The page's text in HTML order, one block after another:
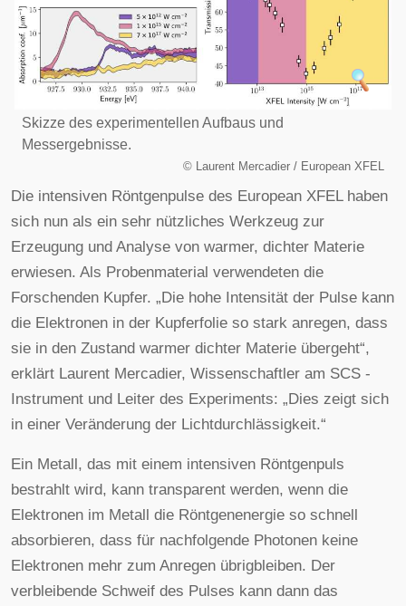
Skizze des experimentellen Aufbaus und
Messergebnisse.
© Laurent Mercadier / European XFEL
Die intensiven Röntgenpulse des European XFEL haben
sich nun als ein sehr nützliches Werkzeug zur
Erzeugung und Analyse von warmer, dichter Materie
erwiesen. Als Probenmaterial verwendeten die
Forschenden Kupfer. „Die hohe Intensität der Pulse kann
die Elektronen in der Kupferfolie so stark anregen, dass
sie in den Zustand warmer dichter Materie übergeht“,
erklärt Laurent Mercadier, Wissenschaftler am SCS -
Instrument und Leiter des Experiments: „Dies zeigt sich
in einer Veränderung der Lichtdurchlässigkeit.“
Ein Metall, das mit einem intensiven Röntgenpuls
bestrahlt wird, kann transparent werden, wenn die
Elektronen im Metall die Röntgenenergie so schnell
absorbieren, dass für nachfolgende Photonen keine
Elektronen mehr zum Anregen übrigbleiben. Der
verbleibende Schweif des Pulses kann dann das